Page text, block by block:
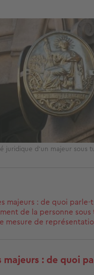
juridique d'un majeur sous
majeurs : de quoi parle-
de la personne sous
mesure de
: de quoi